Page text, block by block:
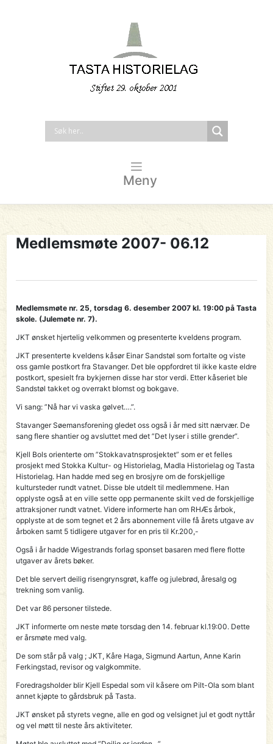
Meny
Medlemsmøte 2007- 06.12
Medlemsmøte nr. 25, torsdag 6. desember 2007 kl. 19:00 på Tasta
skole. (Julemøte nr. 7).
JKT ønsket hjertelig velkommen og presenterte kveldens program.
JKT presenterte kveldens kåsør Einar Sandstøl som fortalte og viste
oss gamle postkort fra Stavanger. Det ble oppfordret til ikke kaste eldre
postkort, spesielt fra bykjernen disse har stor verdi. Etter kåseriet ble
Sandstøl takket og overrakt blomst og bokgave.
Vi sang: ”Nå har vi vaska gølvet….”.
Stavanger Søemansforening gledet oss også i år med sitt nærvær. De
sang flere shantier og avsluttet med det ”Det lyser i stille grender”.
Kjell Bols orienterte om ”Stokkavatnsprosjektet” som er et felles
prosjekt med Stokka Kultur- og Historielag, Madla Historielag og Tasta
Historielag. Han hadde med seg en brosjyre om de forskjellige
kultursteder rundt vatnet. Disse ble utdelt til medlemmene. Han
opplyste også at en ville sette opp permanente skilt ved de forskjellige
attraksjoner rundt vatnet. Videre informerte han om RHÆs årbok,
opplyste at de som tegnet et 2 års abonnement ville få årets utgave av
årboken samt 5 tidligere utgaver for en pris til Kr.200,-
Også i år hadde Wigestrands forlag sponset basaren med flere flotte
utgaver av årets bøker.
Det ble servert deilig risengrynsgrøt, kaffe og julebrød, åresalg og
trekning som vanlig.
Det var 86 personer tilstede.
JKT informerte om neste møte torsdag den 14. februar kl.19:00. Dette
er årsmøte med valg.
De som står på valg ; JKT, Kåre Haga, Sigmund Aartun, Anne Karin
Ferkingstad, revisor og valgkommite.
Foredragsholder blir Kjell Espedal som vil kåsere om Pilt-Ola som blant
annet kjøpte to gårdsbruk på Tasta.
JKT ønsket på styrets vegne, alle en god og velsignet jul et godt nyttår
og vel møtt til neste års aktiviteter.